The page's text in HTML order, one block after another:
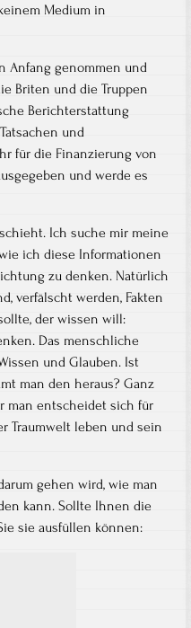
Medium in
Anfang genommen und
Briten und die Truppen
Berichterstattung
und
für die Finanzierung von
und werde es
Ich suche mir meine
ich diese Informationen
zu denken. Natürlich
verfälscht werden, Fakten
der wissen will:
Das menschliche
und Glauben. Ist
man den heraus? Ganz
man entscheidet sich für
Traumwelt leben und sein
gehen wird, wie man
kann. Sollte Ihnen die
sie ausfüllen können: